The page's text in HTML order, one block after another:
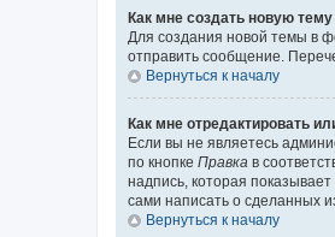
Как мне создать новую
Для создания новой темы в
отправить сообщение.
Вернуться к началу
Как мне отредактировать
Если вы не являетесь
по кнопке Правка в
надпись, которая
сами написать о сделанных
Вернуться к началу